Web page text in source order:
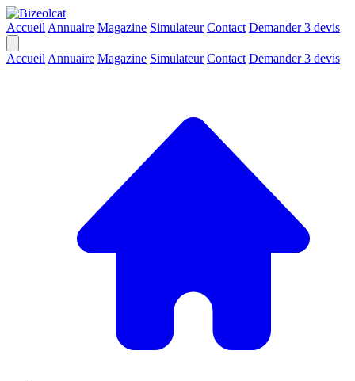
Accueil Annuaire Magazine Simulateur Contact Demander 3 devis
Accueil Annuaire Magazine Simulateur Contact Demander 3 devis